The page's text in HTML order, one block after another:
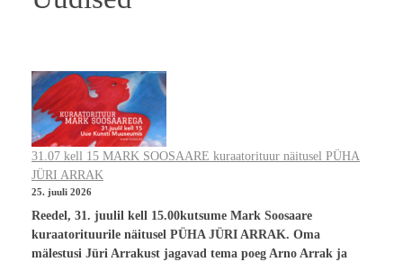
31.07 kell 15 MARK SOOSAARE kuraatorituur näitusel PÜHA
JÜRI ARRAK
25. juuli 2026
Reedel, 31. juulil kell 15.00kutsume Mark Soosaare
kuraatorituurile näitusel PÜHA JÜRI ARRAK. Oma
mälestusi Jüri Arrakust jagavad tema poeg Arno Arrak ja